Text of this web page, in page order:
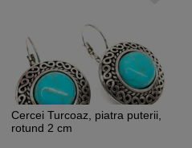
Cercei Turcoaz, piatra puterii,
rotund 2 cm